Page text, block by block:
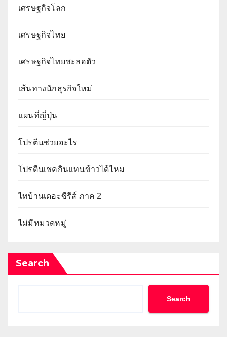
เศรษฐกิจโลก
เศรษฐกิจไทย
เศรษฐกิจไทยชะลอตัว
เส้นทางนักธุรกิจใหม่
แผนที่ญี่ปุ่น
โปรตีนช่วยอะไร
โปรตีนเชคกินแทนข้าวได้ไหม
ไทบ้านเดอะซีรีส์ ภาค 2
ไม่มีหมวดหมู่
Search
Search